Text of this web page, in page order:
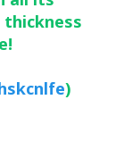
thickness
)